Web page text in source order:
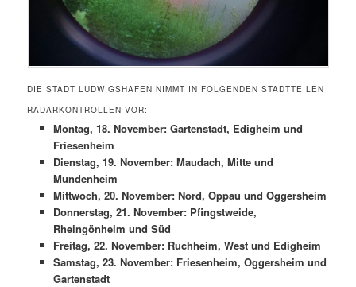
DIE STADT LUDWIGSHAFEN NIMMT IN FOLGENDEN STADTTEILEN
RADARKONTROLLEN VOR:
Montag, 18. November: Gartenstadt, Edigheim und
Friesenheim
Dienstag, 19. November: Maudach, Mitte und
Mundenheim
Mittwoch, 20. November: Nord, Oppau und Oggersheim
Donnerstag, 21. November: Pfingstweide,
Rheingönheim und Süd
Freitag, 22. November: Ruchheim, West und Edigheim
Samstag, 23. November: Friesenheim, Oggersheim und
Gartenstadt